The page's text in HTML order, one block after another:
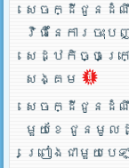
សេចក្ដីជូនដំ
វិធីនៃការចុ
សេដ្ឋកិច្ចក្រ
សង្គម
សេចក្ដីជូនដំ
មួយខែ ជូនមូល
ព្រៀងជាមួយប